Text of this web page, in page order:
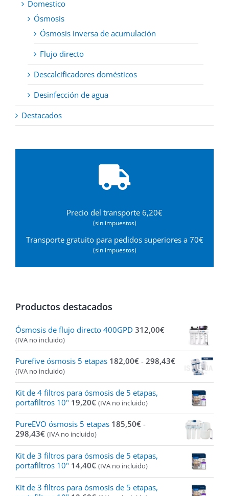
Domestico
Ósmosis
Ósmosis inversa de acumulación
Flujo directo
Descalcificadores domésticos
Desinfección de agua
Destacados
Precio del transporte 6,20€
(sin impuestos)
Transporte gratuito para pedidos superiores a 70€
(sin impuestos)
Productos destacados
Ósmosis de flujo directo 400GPD 312,00€
(IVA no incluido)
Purefive ósmosis 5 etapas 182,00€ - 298,43€Rango
precios:
desde
182,00€
hasta
298,43€
(IVA no incluido)
Kit de 4 filtros para ósmosis de 5 etapas,
portafiltros 10" 19,20€ (IVA no incluido)
PureEVO ósmosis 5 etapas 185,50€ -
298,43€Rango
de
precios:
desde
hasta
298,43€
(IVA no incluido)
Kit de 3 filtros para ósmosis de 5 etapas,
portafiltros 10" 14,40€ (IVA no incluido)
Kit de 3 filtros para ósmosis de 5 etapas,